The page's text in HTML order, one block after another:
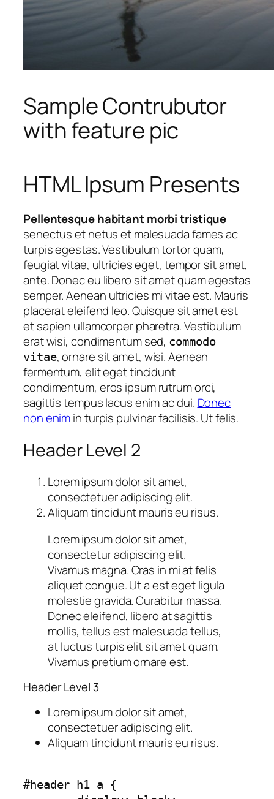
Sample Contrubutor
with feature pic
HTML Ipsum Presents
Pellentesque habitant morbi tristique
senectus et netus et malesuada fames ac
turpis egestas. Vestibulum tortor quam,
feugiat vitae, ultricies eget, tempor sit amet,
ante. Donec eu libero sit amet quam egestas
semper.Aenean ultricies mi vitae est. Mauris
placerat eleifend leo. Quisque sit amet est
et sapien ullamcorper pharetra. Vestibulum
erat wisi, condimentum sed, commodo
vitae, ornare sit amet, wisi. Aenean
fermentum, elit eget tincidunt
condimentum, eros ipsum rutrum orci,
sagittis tempus lacus enim ac dui. Donec
non enimin turpis pulvinar facilisis. Ut felis.
Header Level 2
Lorem ipsum dolor sit amet,
consectetuer adipiscing elit.
Aliquam tincidunt mauris eu risus.
Lorem ipsum dolor sit amet,
consectetur adipiscing elit.
Vivamus magna. Cras in mi at felis
aliquet congue. Ut a est eget ligula
molestie gravida. Curabitur massa.
Donec eleifend, libero at sagittis
mollis, tellus est malesuada tellus,
at luctus turpis elit sit amet quam.
Vivamus pretium ornare est.
Header Level 3
Lorem ipsum dolor sit amet,
consectetuer adipiscing elit.
Aliquam tincidunt mauris eu risus.
#header h1 a {